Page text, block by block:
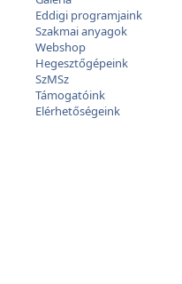
Eddigi programjaink
Szakmai anyagok
Webshop
Hegesztőgépeink
SzMSz
Támogatóink
Elérhetőségeink